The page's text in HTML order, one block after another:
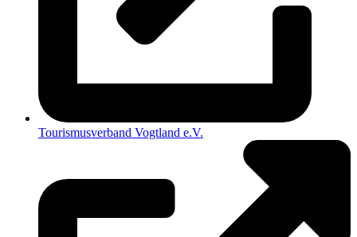
Tourismusverband Vogtland e.V.